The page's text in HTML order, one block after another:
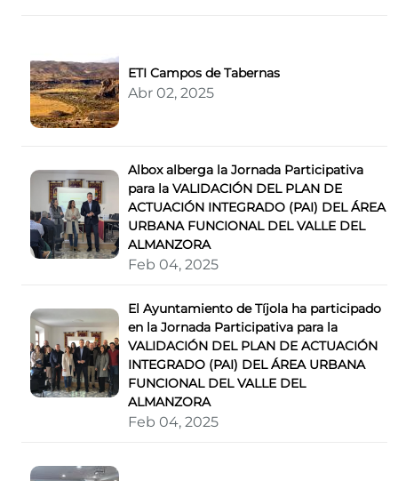
ETI Campos de Tabernas
Abr 02, 2025
Albox alberga la Jornada Participativa
para la VALIDACIÓN DEL PLAN DE
ACTUACIÓN INTEGRADO (PAI) DEL ÁREA
URBANA FUNCIONAL DEL VALLE DEL
ALMANZORA
Feb 04, 2025
El Ayuntamiento de Tíjola ha participado
en la Jornada Participativa para la
VALIDACIÓN DEL PLAN DE ACTUACIÓN
INTEGRADO (PAI) DEL ÁREA URBANA
FUNCIONAL DEL VALLE DEL
ALMANZORA
Feb 04, 2025